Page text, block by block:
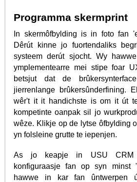
Programma skermprint
In skermôfbylding is in foto fan
Dêrút kinne jo fuortendaliks
systeem derút sjocht. Wy
ymplementearre mei stipe foar
betsjut dat de
jierrenlange brûkersûnderfining.
wêr't it it handichste is om it út
kompetinte oanpak sil jo
wêze. Klikje op de lytse ôfbylding
yn folsleine grutte te iepenjen.
As jo keapje in USU CRM
konfiguraasje fan op syn minst
hawwe in kar fan ûntwerpen